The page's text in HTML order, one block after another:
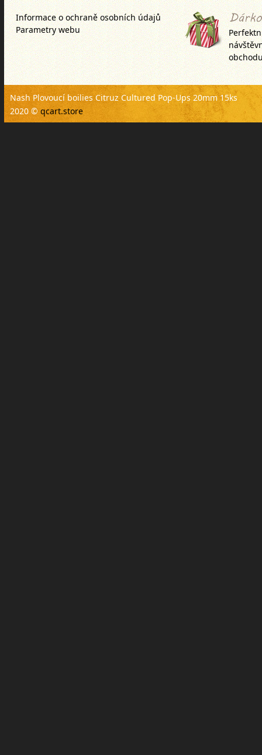
Informace o ochraně osobních údajů
Parametry webu
Nash Plovoucí boilies Citruz Cultured Pop-Ups 20mm 15ks
2020 © qcart.store